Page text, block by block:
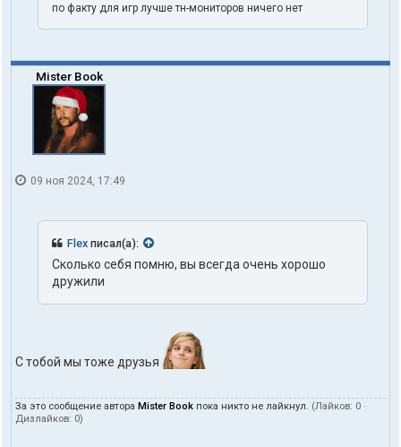
по факту для игр лучше тн-мониторов ничего нет
Mister Book
09 ноя 2024, 17:49
Flex писал(а):
Сколько себя помню, вы всегда очень хорошо
дружили
С тобой мы тоже друзья
За это сообщение автора Mister Book пока никто не лайкнул. (Лайков: 0 ·
Дизлайков: 0)